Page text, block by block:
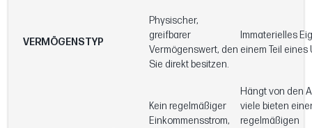
VERMÖGENSTYP
Physischer,
greifbarer
Vermögenswert, den
Sie direkt besitzen.
Immaterielles
einem Teil
Kein regelmäßiger
Einkommensstrom,
Hängt von den
viele bieten
regelmäßigen